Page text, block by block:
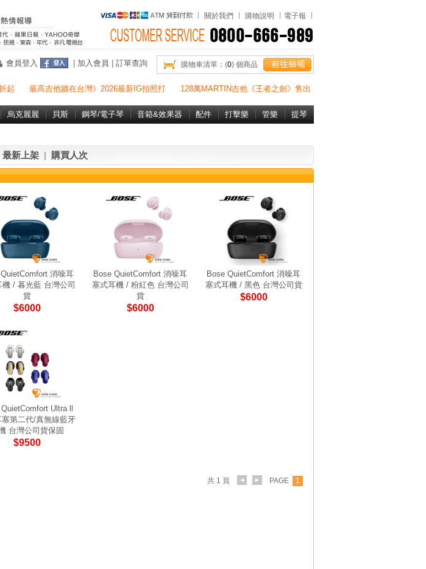
關於我們 購物說明 電子報
購物車清單：(0) 個商品
會員登入 加入會員 訂單查詢
起 最高吉他牆在台灣》2026最新IG拍照打 128萬MARTIN吉他《王者之劍》售出
烏克麗麗 貝斯 鋼琴/電子琴 音箱&效果器 配件 打擊樂 管樂 提琴
最新上架 | 購買人次
消噪耳
機 / 暮光藍 台灣公司
貨
$6000
Bose QuietComfort 消噪耳
塞式耳機 / 粉紅色 台灣公司
貨
$6000
Bose QuietComfort 消噪耳
塞式耳機 / 黑色 台灣公司貨
$6000
Ultra ll
塞第二代/真無線藍牙
台灣公司貨保固
$9500
共 1 頁 PAGE 1